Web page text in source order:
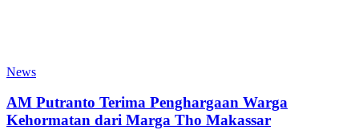
News
AM Putranto Terima Penghargaan Warga
Kehormatan dari Marga Tho Makassar